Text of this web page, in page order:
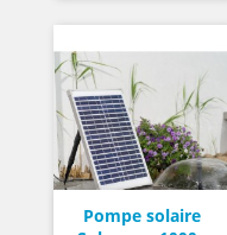
Pompe solaire